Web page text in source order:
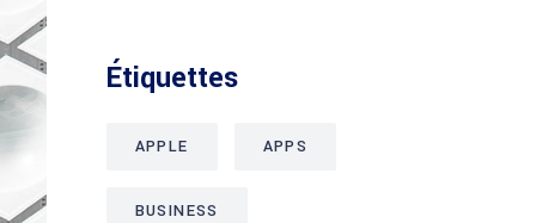
Étiquettes
APPLE APPS
BUSINESS